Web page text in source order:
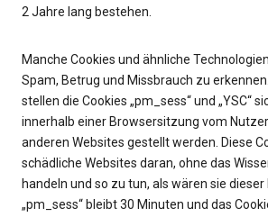
2 Jahre lang bestehen.
Manche Cookies und ähnliche
Spam, Betrug und Missbrauch zu
stellen die Cookies „pm_sess“ und „YSC“
innerhalb einer Browsersitzung vom
anderen Websites gestellt werden. Diese
schädliche Websites daran, ohne das
handeln und so zu tun, als wären sie dieser
„pm_sess“ bleibt 30 Minuten und das